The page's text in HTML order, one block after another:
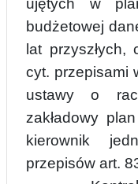
ujętych w
budżetowej
lat
cyt. przepisami
ustawy o
zakładowy pl a
kierownik
przepisów art.